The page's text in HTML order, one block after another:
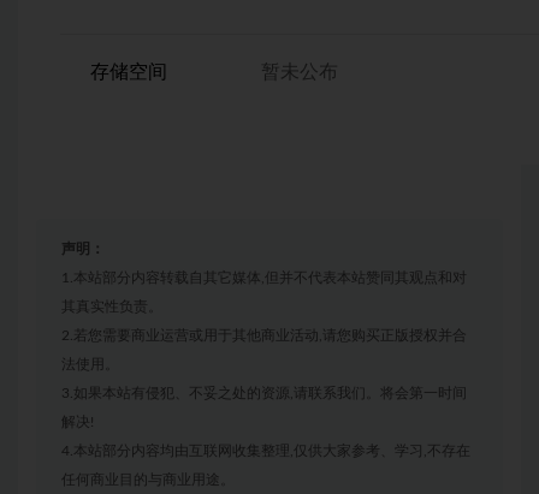
存储空间 暂未公布
声明：
1.本站部分内容转载自其它媒体,但并不代表本站赞同其观点和对
其真实性负责。
2.若您需要商业运营或用于其他商业活动,请您购买正版授权并合
法使用。
3.如果本站有侵犯、不妥之处的资源,请联系我们。将会第一时间
解决!
4.本站部分内容均由互联网收集整理,仅供大家参考、学习,不存在
任何商业目的与商业用途。